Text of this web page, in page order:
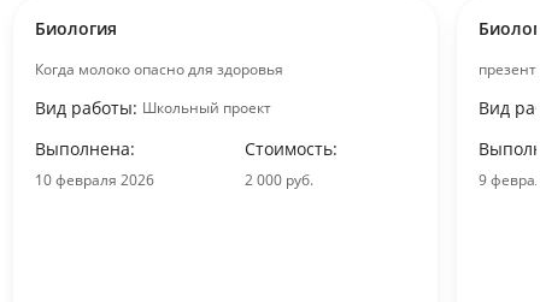
Биология
Когда молоко опасно для здоровья
Вид работы: Школьный проект
Выполнена:
10 февраля 2026
Стоимость:
2 000 руб.
Вид
9